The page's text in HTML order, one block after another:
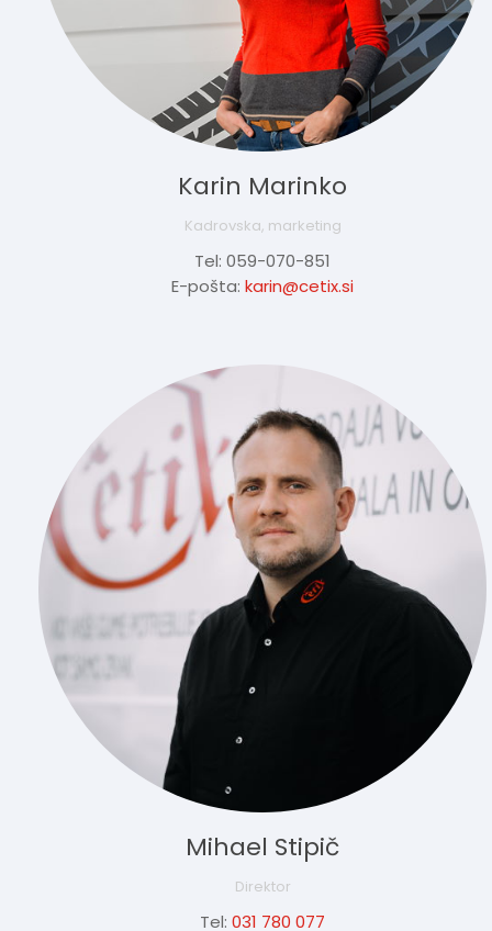
Karin Marinko
Kadrovska, marketing
Tel: 059-070-851
E-pošta: karin@cetix.si
Mihael Stipič
Direktor
Tel: 031 780 077